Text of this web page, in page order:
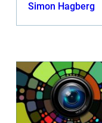
Simon Hagberg